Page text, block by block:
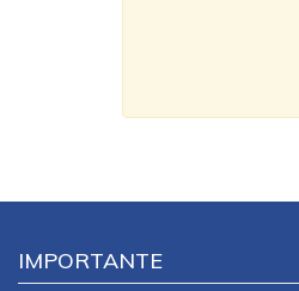
IMPORTANTE